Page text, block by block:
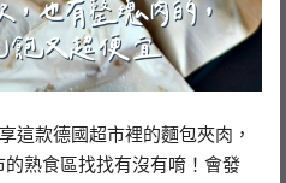
這款德國超市裡的麵包夾肉，
熟食區找找有沒有唷！會發